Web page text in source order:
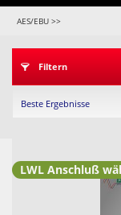
AES/EBU >>
Filtern
LWL Anschluß